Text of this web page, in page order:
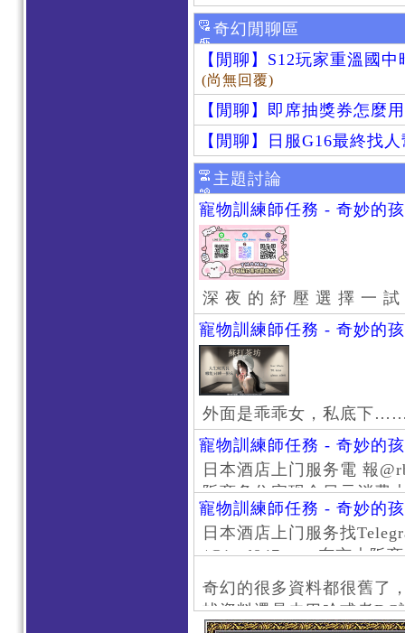
奇幻閒聊區
【閒聊】S12玩家重溫國
(尚無回覆)
【閒聊】即席抽獎券怎麼
【閒聊】日服G16最終找
主題討論
寵物訓練師任務 - 奇妙的
深 夜 的 紓 壓 選 擇 一
寵物訓練師任務 - 奇妙的
外面是乖乖女，私底下
寵物訓練師任務 - 奇妙的
日本酒店上门服务電 報
阪商务住宅现金日元消费
京风俗 #大阪风俗 #东京
上门服务新宿风俗 #梅田
#日本萝莉 #大阪萝莉 #日
寵物訓練師任務 - 奇妙的
日本酒店上门服务找
/@jptd847utpp 东京大阪
京旅游 #大阪旅游 #东京
东京上门服务 #大阪上门
心斋桥风俗 #日本女孩 #
奇幻的很多資料都很舊了
找資料還是去巴哈或者